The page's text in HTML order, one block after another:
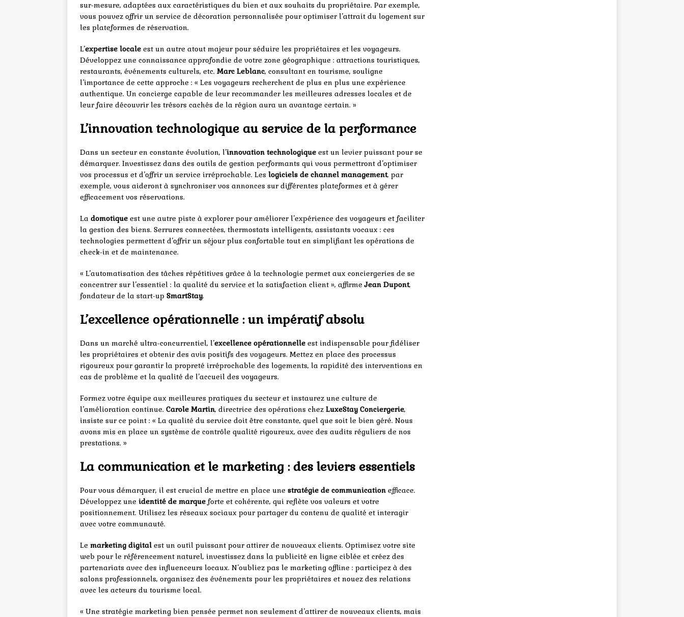
sur-mesure, adaptées aux caractéristiques du bien et aux souhaits du propriétaire. Par exemple,
vous pouvez offrir un service de décoration personnalisée pour optimiser l’attrait du logement sur
les plateformes de réservation.
L’expertise locale est un autre atout majeur pour séduire les propriétaires et les voyageurs.
Développez une connaissance approfondie de votre zone géographique : attractions touristiques,
restaurants, événements culturels, etc. Marc Leblanc, consultant en tourisme, souligne
l’importance de cette approche : « Les voyageurs recherchent de plus en plus une expérience
authentique. Un concierge capable de leur recommander les meilleures adresses locales et de
leur faire découvrir les trésors cachés de la région aura un avantage certain. »
L’innovation technologique au service de la performance
Dans un secteur en constante évolution, l’innovation technologique est un levier puissant pour se
démarquer. Investissez dans des outils de gestion performants qui vous permettront d’optimiser
vos processus et d’offrir un service irréprochable. Les logiciels de channel management, par
exemple, vous aideront à synchroniser vos annonces sur différentes plateformes et à gérer
efficacement vos réservations.
La domotique est une autre piste à explorer pour améliorer l’expérience des voyageurs et faciliter
la gestion des biens. Serrures connectées, thermostats intelligents, assistants vocaux : ces
technologies permettent d’offrir un séjour plus confortable tout en simplifiant les opérations de
check-in et de maintenance.
« L’automatisation des tâches répétitives grâce à la technologie permet aux conciergeries de se
concentrer sur l’essentiel : la qualité du service et la satisfaction client », affirmeJean Dupont,
fondateur de la start-up SmartStay.
L’excellence opérationnelle : un impératif absolu
Dans un marché ultra-concurrentiel, l’excellence opérationnelle est indispensable pour fidéliser
les propriétaires et obtenir des avis positifs des voyageurs. Mettez en place des processus
rigoureux pour garantir la propreté irréprochable des logements, la rapidité des interventions en
cas de problème et la qualité de l’accueil des voyageurs.
Formez votre équipe aux meilleures pratiques du secteur et instaurez une culture de
l’amélioration continue. Carole Martin, directrice des opérations chez LuxeStay Conciergerie,
insiste sur ce point : « La qualité du service doit être constante, quel que soit le bien géré. Nous
avons mis en place un système de contrôle qualité rigoureux, avec des audits réguliers de nos
prestations. »
La communication et le marketing : des leviers essentiels
Pour vous démarquer, il est crucial de mettre en place une stratégie de communication efficace.
Développez une identité de marque forte et cohérente, qui reflète vos valeurs et votre
positionnement. Utilisez les réseaux sociaux pour partager du contenu de qualité et interagir
avec votre communauté.
Le marketing digital est un outil puissant pour attirer de nouveaux clients. Optimisez votre site
web pour le référencement naturel, investissez dans la publicité en ligne ciblée et créez des
partenariats avec des influenceurs locaux. N’oubliez pas le marketing offline : participez à des
salons professionnels, organisez des événements pour les propriétaires et nouez des relations
avec les acteurs du tourisme local.
« Une stratégie marketing bien pensée permet non seulement d’attirer de nouveaux clients, mais